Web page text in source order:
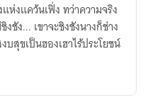
งแคว้นเฟิ่ง ทว่าความจริง
ชัง... เขาจะชิงชังนางก็ช่าง
บสุขเป็นฮองเฮาไร้ประโยชน์